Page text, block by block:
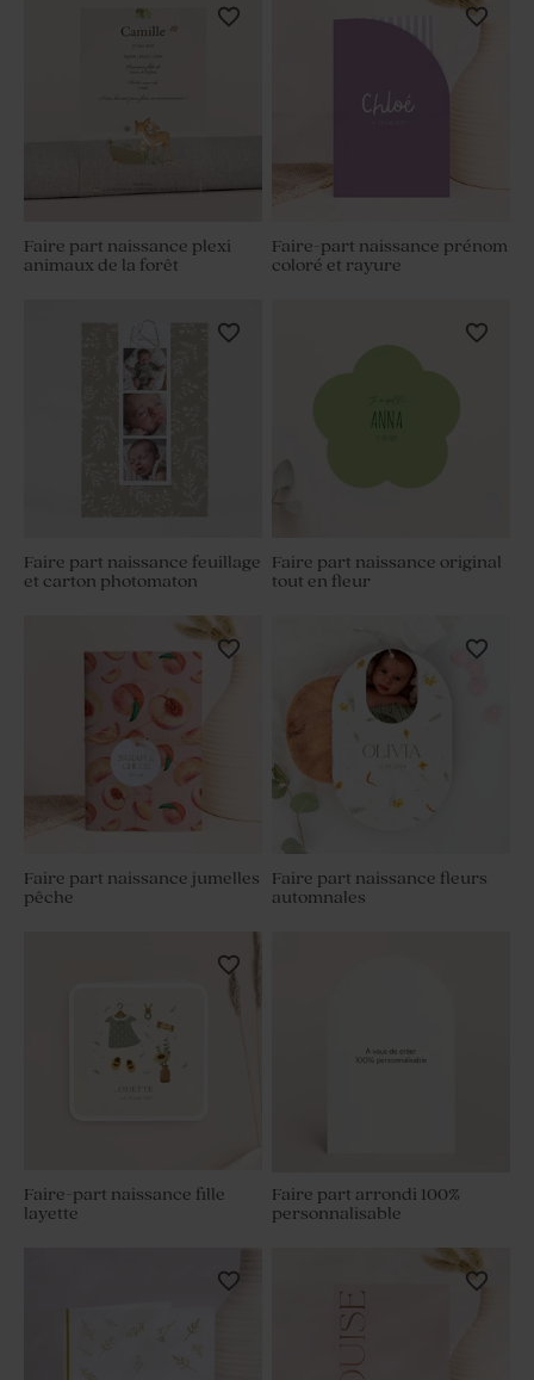
Faire part arrondi 100%
personnalisable
Faire part naissance plexi
animaux de la forêt
Faire-part naissance prénom
coloré et rayure
Faire part naissance feuillage
et carton photomaton
Faire part naissance original
tout en fleur
Faire part naissance jumelles
pêche
Faire part naissance fleurs
automnales
Faire-part naissance fille
layette